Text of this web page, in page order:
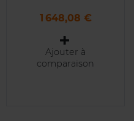
Prix
1 648,08 €
Ajouter à
comparaison